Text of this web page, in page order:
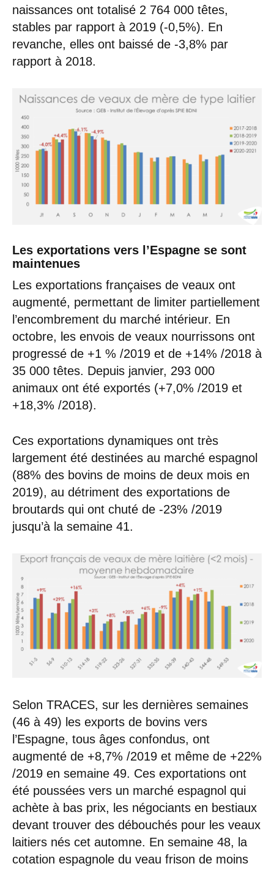
naissances ont totalisé 2 764 000 têtes,
stables par rapport à 2019 (-0,5%). En
revanche, elles ont baissé de -3,8% par
rapport à 2018.
Les exportations vers l’Espagne se sont
maintenues
Les exportations françaises de veaux ont
augmenté, permettant de limiter partiellement
l’encombrement du marché intérieur. En
octobre, les envois de veaux nourrissons ont
progressé de +1 % /2019 et de +14% /2018 à
35 000 têtes. Depuis janvier, 293 000
animaux ont été exportés (+7,0% /2019 et
+18,3% /2018).
Ces exportations dynamiques ont très
largement été destinées au marché espagnol
(88% des bovins de moins de deux mois en
2019), au détriment des exportations de
broutards qui ont chuté de -23% /2019
jusqu’à la semaine 41.
Selon TRACES, sur les dernières semaines
(46 à 49) les exports de bovins vers
l’Espagne, tous âges confondus, ont
augmenté de +8,7% /2019 et même de +22%
/2019 en semaine 49. Ces exportations ont
été poussées vers un marché espagnol qui
achète à bas prix, les négociants en bestiaux
devant trouver des débouchés pour les veaux
laitiers nés cet automne. En semaine 48, la
cotation espagnole du veau frison de moins